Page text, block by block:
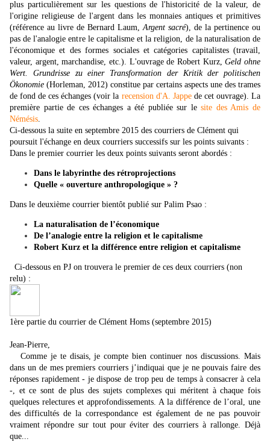
plus particulièrement sur les questions de l'historicité de la valeur, de
l'origine religieuse de l'argent dans les monnaies antiques et primitives
(référence au livre de Bernard Laum,Argent sacré), de la pertinence ou
pas de l'analogie entre le capitalisme et la religion, de la naturalisation de
l'économique et des formes sociales et catégories capitalistes (travail,
valeur, argent, marchandise, etc.). L'ouvrage de Robert Kurz,Geld ohne
Wert. Grundrisse zu einer Transformation der Kritik der politischen
Ökonomie (Horleman, 2012) constitue par certains aspects une des trames
de fond de ces échanges (voir la recension d'A. Jappede cet ouvrage).La
première partie de ces échanges a été publiée sur lesite des Amis de
Némésis.
Ci-dessous la suite en septembre 2015 des courriers de Clément qui
poursuit l'échange en deux courriers successifs sur les points suivants :
Dans le premier courrier les deux points suivants seront abordés :
Dans le labyrinthe des rétroprojections
Quelle « ouverture anthropologique » ?
Dans le deuxième courrier bientôt publié sur Palim Psao :
La naturalisation de l’économique
De l’analogie entre la religion et le capitalisme
Robert Kurz et la différence entre religion et capitalisme
Ci-dessous en PJ on trouvera le premier de ces deux courriers (non
relu) :
1ère partie du courrier de Clément Homs (septembre 2015)
Jean-Pierre,
Comme je te disais, je compte bien continuer nos discussions. Mais
dans un de mes premiers courriers j’indiquai que je ne pouvais faire des
réponses rapidement - je dispose de trop peu de temps à consacrer à cela
-, et ce sont de plus des sujets complexes qui méritent à chaque fois
quelques relectures et approfondissements. A la différence de l’oral, une
des difficultés de la correspondance est également de ne pas pouvoir
vraiment répondre sur tout pour éviter des courriers à rallonge. Déjà
que...